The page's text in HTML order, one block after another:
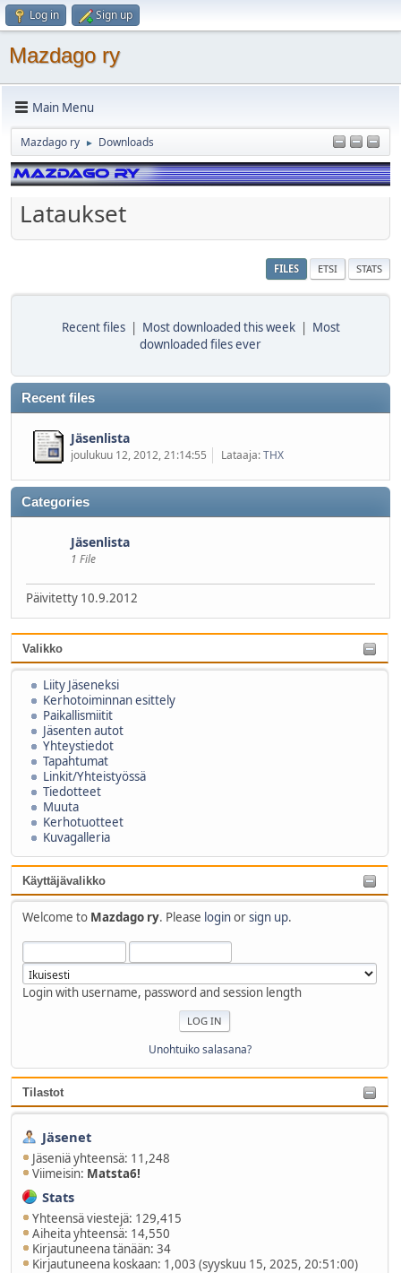
Log in Sign up
Mazdago ry
Main Menu
Mazdago ry ► Downloads
Valikko
Liity Jäseneksi
Kerhotoiminnan esittely
Paikallismiitit
Jäsenten autot
Yhteystiedot
Tapahtumat
Linkit/Yhteistyössä
Tiedotteet
Muuta
Kerhotuotteet
Kuvagalleria
Käyttäjävalikko
Welcome to Mazdago ry. Please loginorsign up.
Login with username, password and session length
Unohtuiko salasana?
Tilastot
Jäsenet
Jäseniä yhteensä: 11,248
Viimeisin: Matsta6!
Stats
Yhteensä viestejä: 129,415
Aiheita yhteensä: 14,550
Kirjautuneena tänään: 34
Kirjautuneena koskaan: 1,003 (syyskuu 15, 2025, 20:51:00)
Lataukset
FILES ETSI STATS
Recent files| Most downloaded this week| Most
downloaded files ever
Recent files
Jäsenlista
joulukuu 12, 2012, 21:14:55 Lataaja:THX
Categories
Jäsenlista
1 File
Päivitetty 10.9.2012